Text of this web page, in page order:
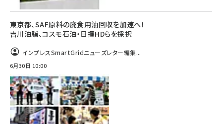
東京都、SAF原料の廃食用油回収を加速へ！
吉川油脂、コスモ石油・日揮HDらを採択
インプレスSmartGridニューズレター編集...
6月30日 10:00